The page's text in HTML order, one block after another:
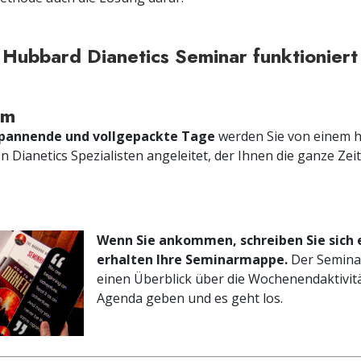
Dianetics Seminar funktioniert
und vollgepackte Tage werden Sie von einem
Dianetics Spezialisten angeleitet, der Ihnen die ganze
Wenn Sie ankommen, schreiben Sie sich
erhalten Ihre Seminarmappe. Der
einen Überblick über die
Agenda geben und es geht los.